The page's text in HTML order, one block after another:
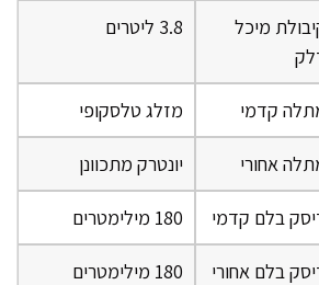
מיכל
3.8 ליטרים
קדמי מזלג טלסקופי
אחורי יונטרק מתכוונן
בלם קדמי 180 מילימטרים
בלם אחורי 180 מילימטרים